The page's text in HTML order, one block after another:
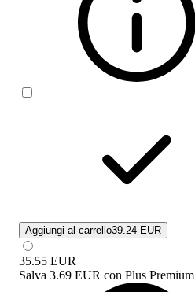
Aggiungi al carrello39.24 EUR
35.55 EUR
Salva 3.69 EUR con Plus Premium